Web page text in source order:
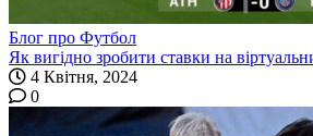
Блог про Футбол
Як вигідно зробити ставки на
4 Квітня, 2024
0